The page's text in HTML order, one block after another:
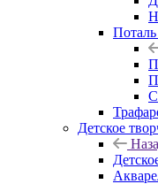
Поталь
Детское